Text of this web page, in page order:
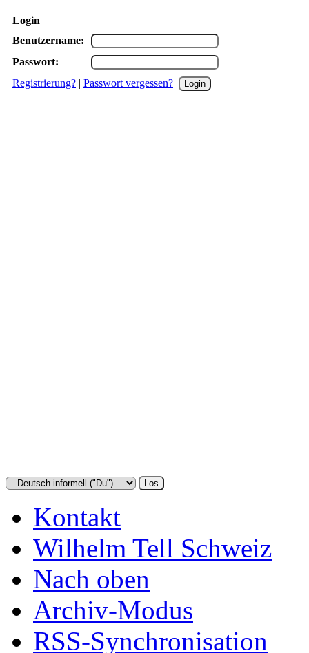
Login
Benutzername:
Passwort:
Registrierung? | Passwort vergessen?
Kontakt
Wilhelm Tell Schweiz
Nach oben
Archiv-Modus
RSS-Synchronisation